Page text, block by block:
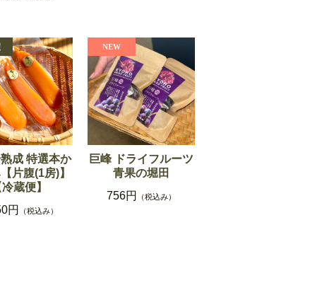
成 特選本か
片腹(1房)】
冷蔵便】
円
（税込み）
巨峰 ドライフルーツ
青果の堀田
756円
（税込み）